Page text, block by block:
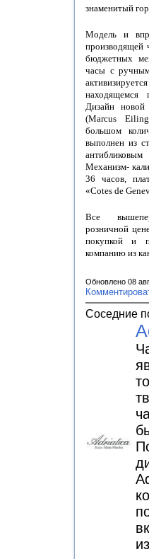
знаменитый
Модель и
производящей
бюджетных
часы с ручным
находящемся
Дизайн
(Marcus
большом
выполнен из
Механизм-
36 часов,
«Cоtes de
Все
розничной
покупкой и
компанию из
Обновлено 08
Соседние